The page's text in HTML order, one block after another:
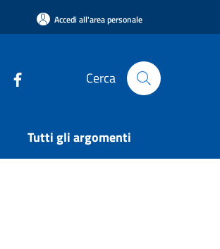
Accedi all'area personale
Cerca
Tutti gli argomenti